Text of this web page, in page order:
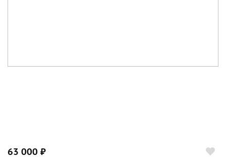
63 000 ₽